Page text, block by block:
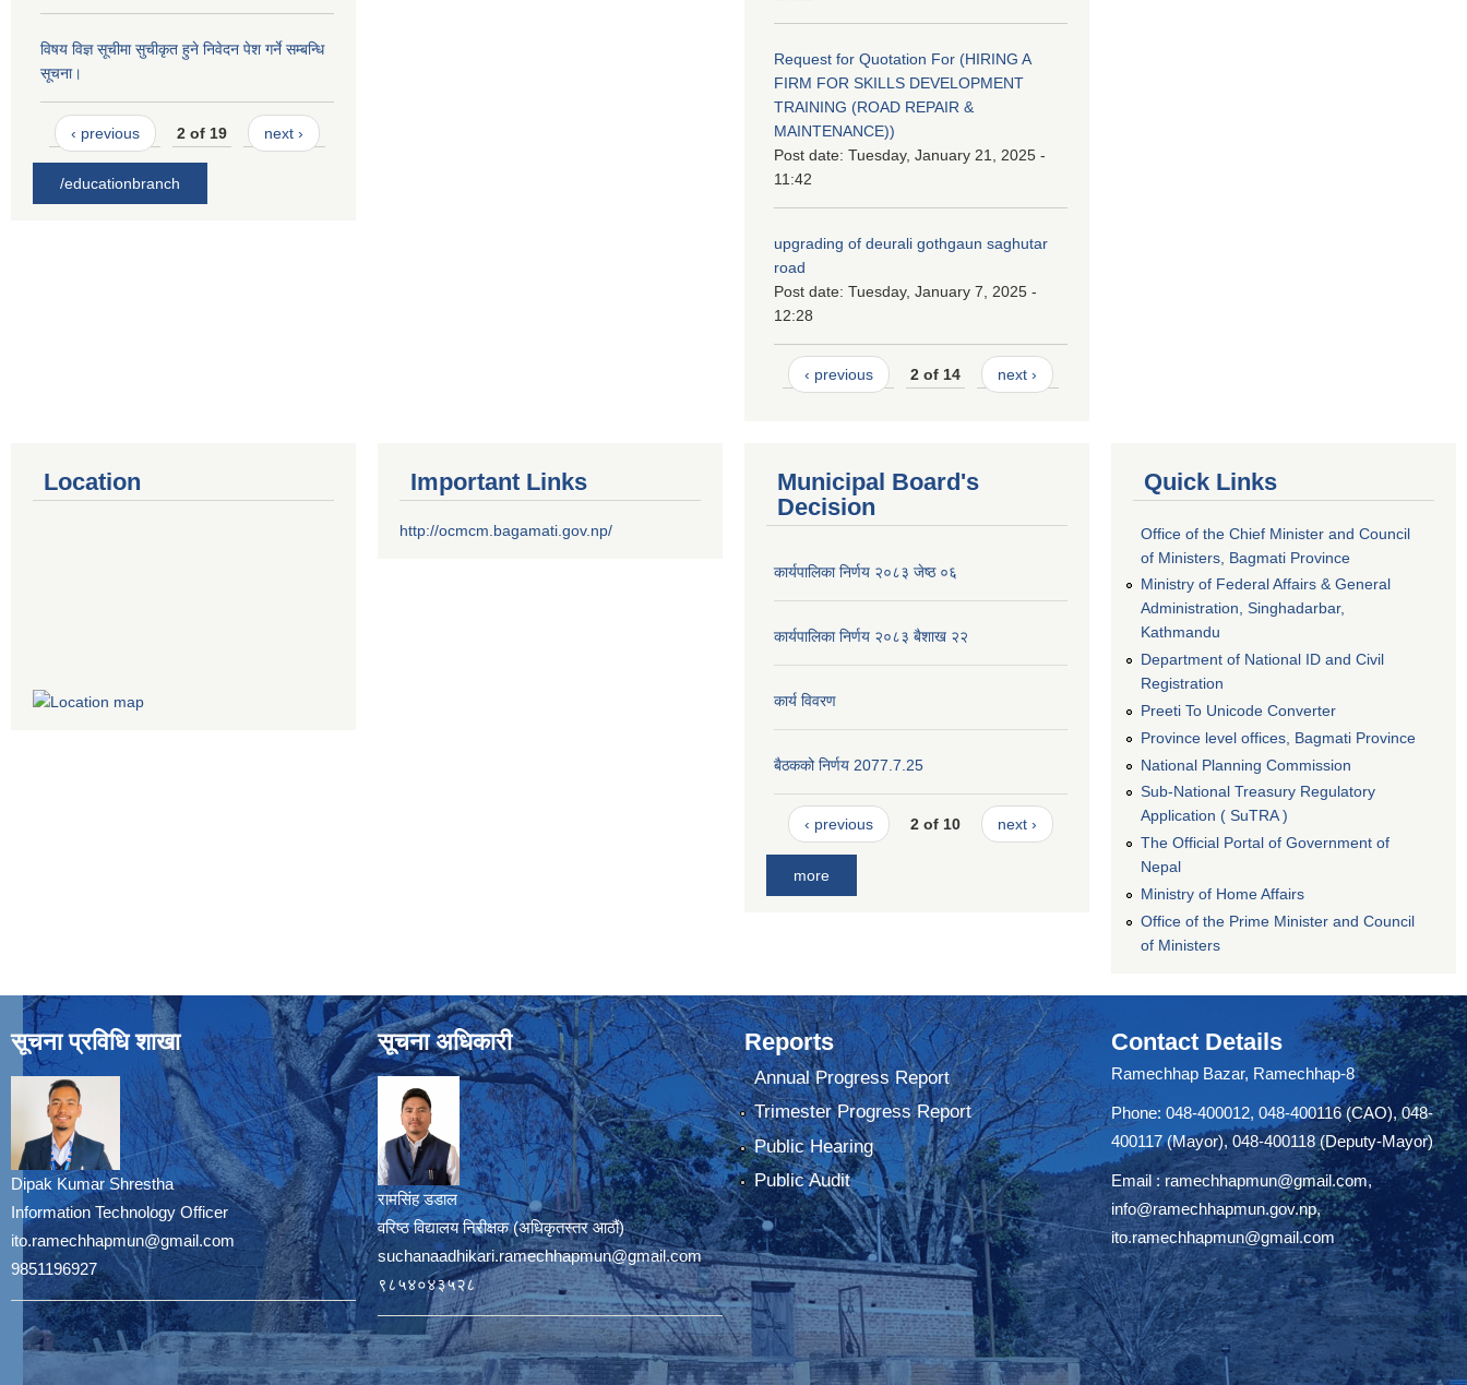
विषय विज्ञ सूचीमा सुचीकृत हुने निवेदन पेश गर्ने सम्बन्धि
सूचना।
‹ previous 2 of 19 next ›
/educationbranch
Request for Quotation For (HIRING A
FIRM FOR SKILLS DEVELOPMENT
TRAINING (ROAD REPAIR &
MAINTENANCE))
Post date: Tuesday, January 21, 2025 -
11:42
upgrading of deurali gothgaun saghutar
road
Post date: Tuesday, January 7, 2025 -
12:28
‹ previous 2 of 14 next ›
Location Important Links
http://ocmcm.bagamati.gov.np/
Municipal Board's
Decision
कार्यपालिका निर्णय २०८३ जेष्ठ ०६
कार्यपालिका निर्णय २०८३ बैशाख २२
कार्य विवरण
बैठकको निर्णय 2077.7.25
‹ previous 2 of 10 next ›
more
Quick Links
Office of the Chief Minister and Council
of Ministers, Bagmati Province
Ministry of Federal Affairs & General
Administration, Singhadarbar,
Kathmandu
Department of National ID and Civil
Registration
Preeti To Unicode Converter
Province level offices, Bagmati Province
National Planning Commission
Sub-National Treasury Regulatory
Application ( SuTRA )
The Official Portal of Government of
Nepal
Ministry of Home Affairs
Office of the Prime Minister and Council
of Ministers
सूचना प्रविधि शाखा
Dipak Kumar Shrestha
Information Technology Officer
ito.ramechhapmun@gmail.com
9851196927
सूचना अधिकारी
रामसिंह डडाल
वरिष्ठ विद्यालय निरीक्षक (अधिकृतस्तर आठौं)
suchanaadhikari.ramechhapmun@gmail.com
९८५४०४३५२८
Reports
Annual Progress Report
Trimester Progress Report
Public Hearing
Public Audit
Contact Details
Ramechhap Bazar, Ramechhap-8
Phone: 048-400012, 048-400116 (CAO), 048-
400117 (Mayor), 048-400118 (Deputy-Mayor)
Email : ramechhapmun@gmail.com,
info@ramechhapmun.gov.np,
ito.ramechhapmun@gmail.com